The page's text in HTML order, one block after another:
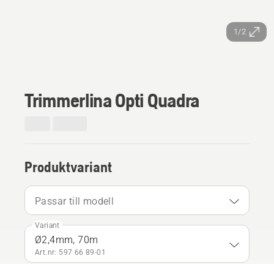
1/2
Trimmerlina Opti Quadra
Produktvariant
Passar till modell
Variant
Ø2,4mm, 70m
Art.nr: 597 66 89‑01